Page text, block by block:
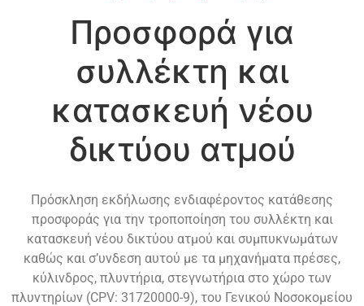
Προσφορά για
συλλέκτη και
κατασκευή νέου
δικτύου ατμού
Πρόσκληση εκδήλωσης ενδιαφέροντος κατάθεσης
προσφοράς για την τροποποίηση του συλλέκτη και
κατασκευή νέου δικτύου ατμού και συμπυκνωμάτων
καθώς και σ’υνδεση αυτού με τα μηχανήματα πρέσες,
κύλινδρος, πλυντήρια, στεγνωτήρια στο χώρο των
πλυντηρίων (CPV: 31720000-9), του Γενικού Νοσοκομείου